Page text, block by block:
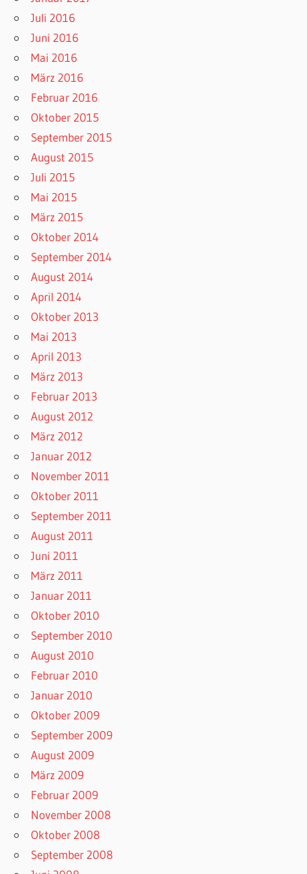
Juli 2016
Juni 2016
Mai 2016
März 2016
Februar 2016
Oktober 2015
September 2015
August 2015
Juli 2015
Mai 2015
März 2015
Oktober 2014
September 2014
August 2014
April 2014
Oktober 2013
Mai 2013
April 2013
März 2013
Februar 2013
August 2012
März 2012
Januar 2012
November 2011
Oktober 2011
September 2011
August 2011
Juni 2011
März 2011
Januar 2011
Oktober 2010
September 2010
August 2010
Februar 2010
Januar 2010
Oktober 2009
September 2009
August 2009
März 2009
Februar 2009
November 2008
Oktober 2008
September 2008